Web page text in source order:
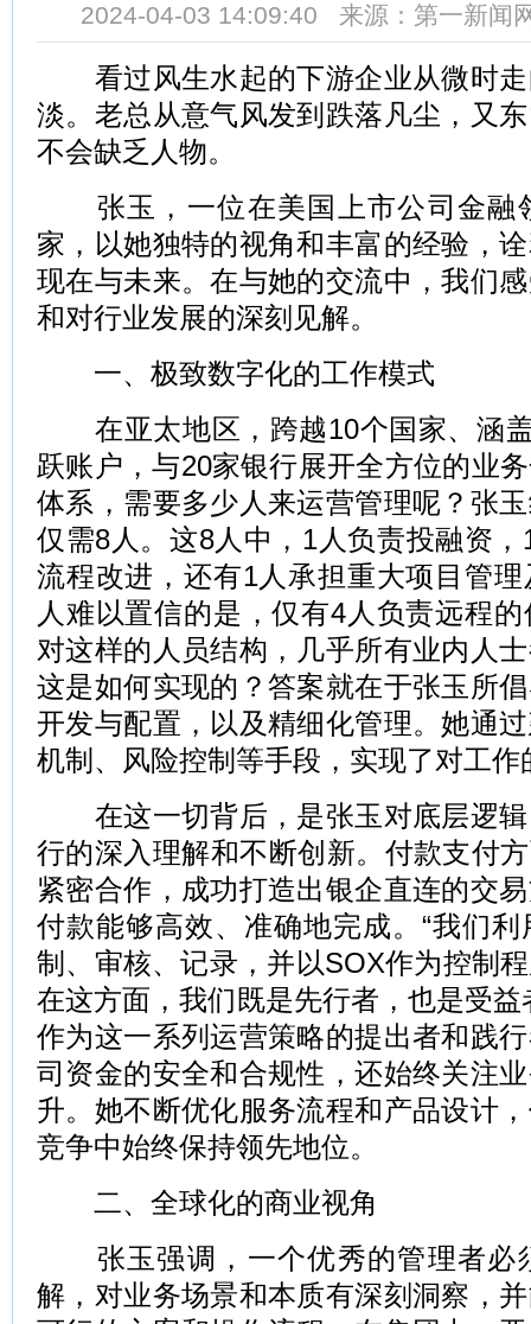
2024-04-03 14:09:40 来源：第一新闻
看过风生水起的下游企业从微时走
淡。老总从意气风发到跌落凡尘，又
不会缺乏人物。
张玉，一位在美国上市公司金融
家，以她独特的视角和丰富的经验，
现在与未来。在与她的交流中，我们
和对行业发展的深刻见解。
一、极致数字化的工作模式
在亚太地区，跨越10个国家、涵盖
跃账户，与20家银行展开全方位的业
体系，需要多少人来运营管理呢？张
仅需8人。这8人中，1人负责投融资
流程改进，还有1人承担重大项目管
人难以置信的是，仅有4人负责远程
对这样的人员结构，几乎所有业内人
这是如何实现的？答案就在于张玉所
开发与配置，以及精细化管理。她通
机制、风险控制等手段，实现了对工
在这一切背后，是张玉对底层逻辑
行的深入理解和不断创新。付款支付
紧密合作，成功打造出银企直连的交
付款能够高效、准确地完成。“我们
制、审核、记录，并以SOX作为控制
在这方面，我们既是先行者，也是受益
作为这一系列运营策略的提出者和践
司资金的安全和合规性，还始终关注
升。她不断优化服务流程和产品设计
竞争中始终保持领先地位。
二、全球化的商业视角
张玉强调，一个优秀的管理者必
解，对业务场景和本质有深刻洞察，